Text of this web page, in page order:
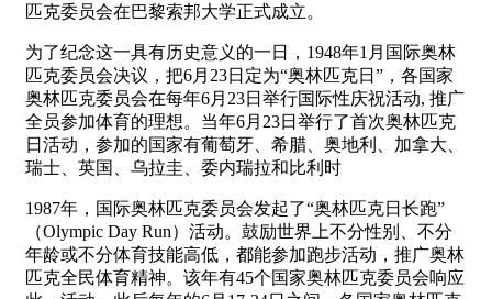
匹克委员会在巴黎索邦大学正式成立。
为了纪念这一具有历史意义的一日，1948年1月国际奥林
匹克委员会决议，把6月23日定为“奥林匹克日”，各国家
奥林匹克委员会在每年6月23日举行国际性庆祝活动, 推广
全员参加体育的理想。当年6月23日举行了首次奥林匹克
日活动，参加的国家有葡萄牙、希腊、奥地利、加拿大、
瑞士、英国、乌拉圭、委内瑞拉和比利时
1987年，国际奥林匹克委员会发起了“奥林匹克日长跑”
（Olympic Day Run）活动。鼓励世界上不分性别、不分
年龄或不分体育技能高低，都能参加跑步活动，推广奥林
匹克全民体育精神。该年有45个国家奥林匹克委员会响应